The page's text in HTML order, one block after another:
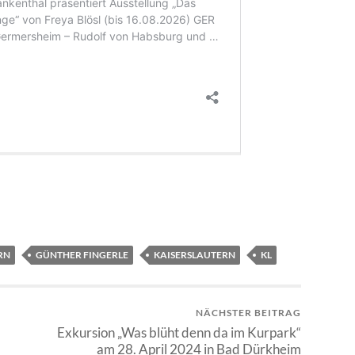
GÜNTHER FINGERLE KAISERSLAUTERN KL
NÄCHSTER BEITRAG
Exkursion „Was blüht denn da im Kurpark“
am 28. April 2024 in Bad Dürkheim